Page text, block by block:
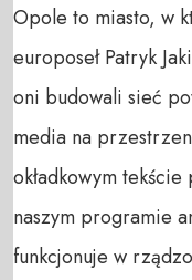
Opole to miasto, w
europoseł Patryk
oni budowali sieć
media na
okładkowym tekście
naszym programie
funkcjonuje w